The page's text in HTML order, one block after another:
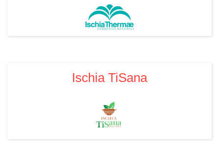
Ischia TiSana